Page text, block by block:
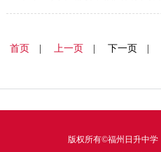
首页 上一页 | 下一页 |
版权所有©福州日升中